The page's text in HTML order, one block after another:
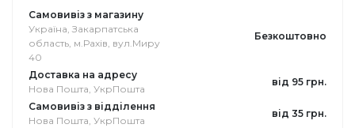
Самовивіз з магазину
Україна, Закарпатська
область, м.Рахів, вул.Миру
40
Безкоштовно
Доставка на адресу
Нова Пошта, УкрПошта
від 95 грн.
Самовивіз з відділення
Нова Пошта, УкрПошта
від 35 грн.